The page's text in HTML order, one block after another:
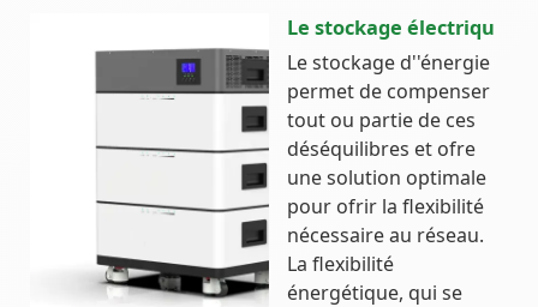
Le stockage électriqu
Le stockage d''énergie
permet de compenser
tout ou partie de ces
déséquilibres et ofre
une solution optimale
pour ofrir la flexibilité
nécessaire au réseau.
La flexibilité
énergétique, qui se